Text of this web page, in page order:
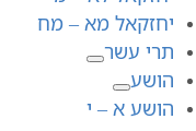
יחזקאל מא – מח
תרי עשר
הושע
הושע א – י